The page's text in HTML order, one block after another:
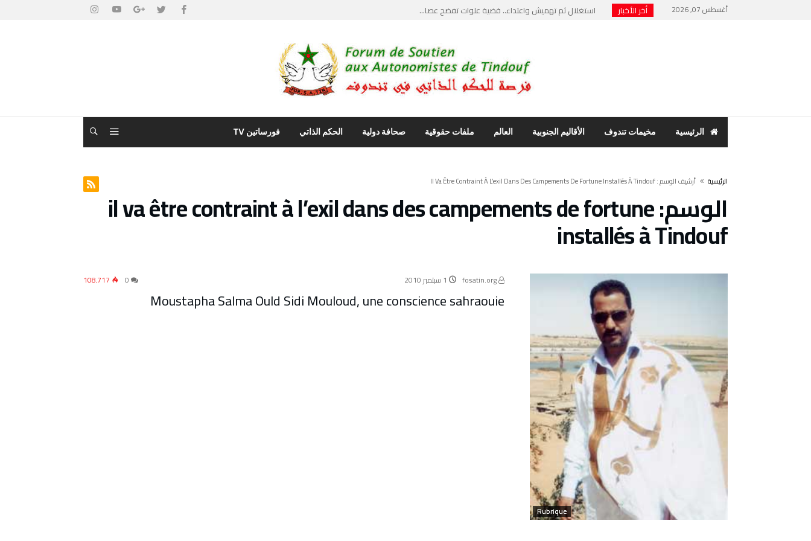
أغسطس 07, 2026 أخر الأخبار
استغلال ثم تهميش واعتداء.. قضية علوات تفضح عصا...
حنفية ماء تشعل فتيل مواجهات قبلية دامية وحارس ...
مخيمات تندوف: اجتماع علني يكسر جدار الصمت وأصو...
بسبب فضح الفساد وانتقاد ابراهيم غالي… استدعاء ...
الرئيسية مخيمات تندوف الأقاليم الجنوبية العالم ملفات حقوقية صحافة دولية الحكم الذاتي فورساتين TV
‫الرئيسية‬ ‫أرشيف الوسم :‬ Il Va Être Contraint À L’exil Dans Des Campements De Fortune Installés À Tindouf
الوسم:il va être contraint à l’exil dans des campements de fortune
installés à Tindouf
Rubrique
fosatin.org 1 سبتمبر 2010 108٬717
Moustapha Salma Ould Sidi Mouloud, une conscience sahraouie